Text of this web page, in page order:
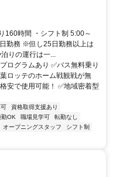
160時間 ・シフト制 5:00～
勤務 ※但し25日勤務以上は
りの運行は一...
ログラムあり ✅バス無料乗り
ロッテのホーム戦観戦が無
安で使用可能！ ✅地域密着型
資格取得支援あり
勤OK 職場見学可
転勤なし
オープニングスタッフ
シフト制